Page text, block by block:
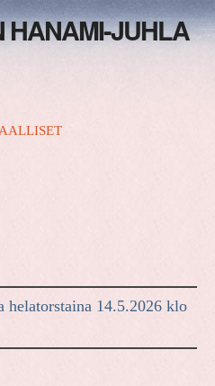
HANAMI-JUHLA
helatorstaina 14.5.2026 klo